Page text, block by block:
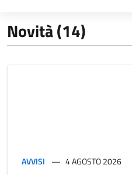
Novità (14)
AVVISI 4 AGOSTO 2026